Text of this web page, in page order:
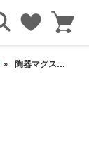
陶器マグストレート ラウンドリップ